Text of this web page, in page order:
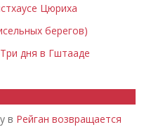
Цюриха
берегов)
дня в Гштааде
в Рейган возвращается